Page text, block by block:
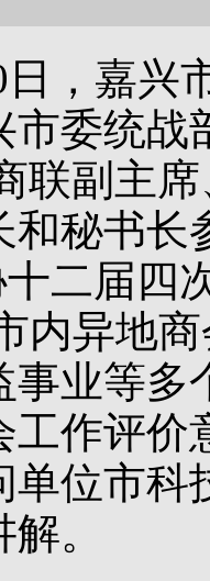
日，嘉兴
市委统战
联副主
和秘书
十二届四
内异地
事业等多
工作评价
单位市科
。